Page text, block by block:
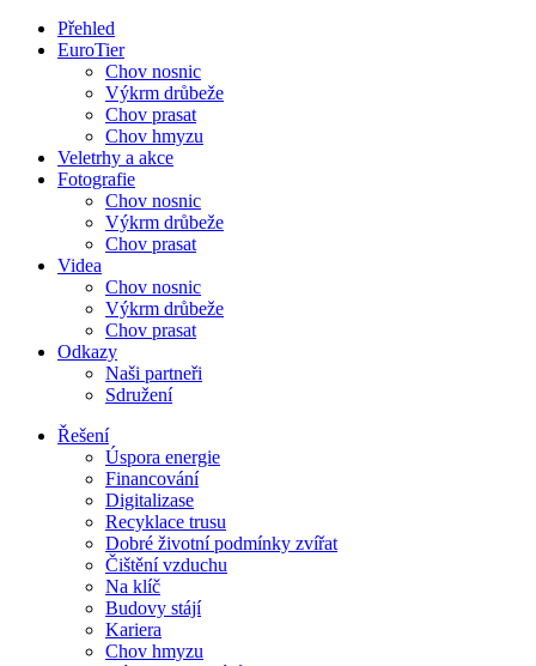
Přehled
EuroTier
Chov nosnic
Výkrm drůbeže
Chov prasat
Chov hmyzu
Veletrhy a akce
Fotografie
Chov nosnic
Výkrm drůbeže
Chov prasat
Videa
Chov nosnic
Výkrm drůbeže
Chov prasat
Odkazy
Naši partneři
Sdružení
Řešení
Úspora energie
Financování
Digitalizase
Recyklace trusu
Dobré životní podmínky zvířat
Čištění vzduchu
Na klíč
Budovy stájí
Kariera
Chov hmyzu